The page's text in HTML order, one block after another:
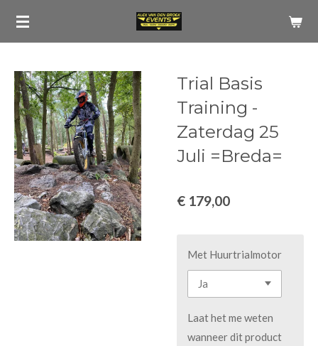
Ga
de
hoofdinhoud
Trial Basis
Training -
Zaterdag 25
Juli =Breda=
€ 179,00
Met Huurtrialmotor
Laat het me weten
wanneer dit product